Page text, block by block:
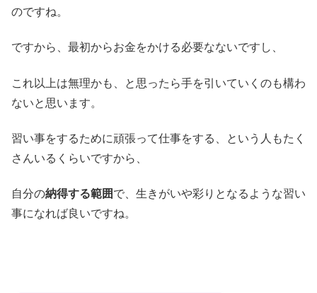
のですね。
ですから、最初からお金をかける必要なないですし、
これ以上は無理かも、と思ったら手を引いていくのも構わ
ないと思います。
習い事をするために頑張って仕事をする、という人もたく
さんいるくらいですから、
自分の納得する範囲で、生きがいや彩りとなるような習い
事になれば良いですね。